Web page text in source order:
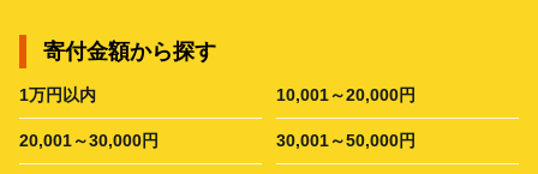
寄付金額から探す
1万円以内 10,001～20,000円
20,001～30,000円 30,001～50,000円